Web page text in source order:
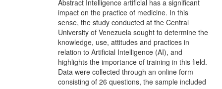
Abstract Intelligence artificial has a significant
impact on the practice of medicine. In this
sense, the study conducted at the Central
University of Venezuela sought to determine the
knowledge, use, attitudes and practices in
relation to Artificial Intelligence (AI), and
highlights the importance of training in this field.
Data were collected through an online form
consisting of 26 questions, the sample included